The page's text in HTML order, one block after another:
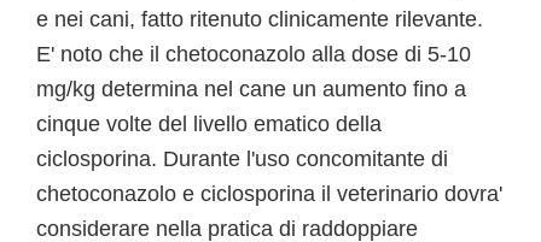
e nei cani, fatto ritenuto clinicamente rilevante.
E' noto che il chetoconazolo alla dose di 5-10
mg/kg determina nel cane un aumento fino a
cinque volte del livello ematico della
ciclosporina. Durante l'uso concomitante di
chetoconazolo e ciclosporina il veterinario dovra'
considerare nella pratica di raddoppiare